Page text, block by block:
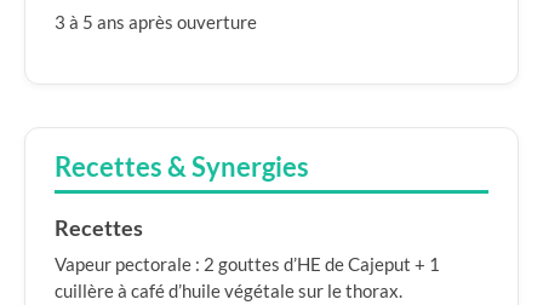
3 à 5 ans après ouverture
Recettes & Synergies
Recettes
Vapeur pectorale : 2 gouttes d’HE de Cajeput + 1
cuillère à café d’huile végétale sur le thorax.